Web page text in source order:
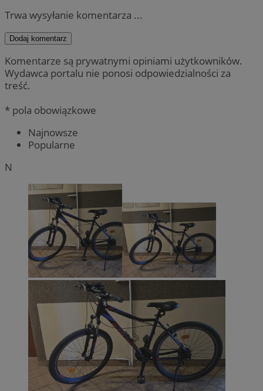
Trwa wysyłanie komentarza ...
Dodaj komentarz
Komentarze są prywatnymi opiniami użytkowników.
Wydawca portalu nie ponosi odpowiedzialności za
treść.
* pola obowiązkowe
Najnowsze
Popularne
N